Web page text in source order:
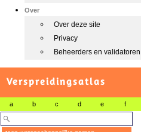
Over
Over deze site
Privacy
Beheerders en validatoren
Verspreidingsatlas
a b c d e f